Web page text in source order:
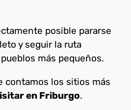
posible pararse
y seguir la ruta
más pequeños.
contamos los sitios más
en Friburgo.